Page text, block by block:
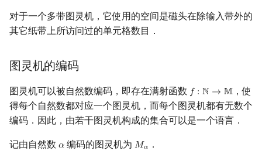
对于一个多带图灵机，它使用的空间是磁头在除输入带外的
其它纸带上所访问过的单元格数目．
图灵机的编码
图灵机可以被自然数编码，即存在满射函数 𝑓 : ℕ → 𝕄
f: N → M
，使
得每个自然数都对应一个图灵机，而每个图灵机都有无数个
编码．因此，由若干图灵机构成的集合可以是一个语言．
记由自然数 𝛼
α 编码的图灵机为𝑀𝛼
Mα ．